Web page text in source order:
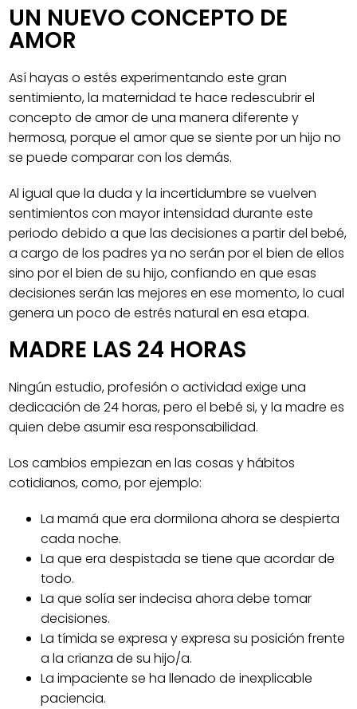
UN NUEVO CONCEPTO DE
AMOR
Así hayas o estés experimentando este gran
sentimiento, la maternidad te hace redescubrir el
concepto de amor de una manera diferente y
hermosa, porque el amor que se siente por un hijo no
se puede comparar con los demás.
Al igual que la duda y la incertidumbre se vuelven
sentimientos con mayor intensidad durante este
periodo debido a que las decisiones a partir del bebé,
a cargo de los padres ya no serán por el bien de ellos
sino por el bien de su hijo, confiando en que esas
decisiones serán las mejores en ese momento, lo cual
genera un poco de estrés natural en esa etapa.
MADRE LAS 24 HORAS
Ningún estudio, profesión o actividad exige una
dedicación de 24 horas, pero el bebé si, y la madre es
quien debe asumir esa responsabilidad.
Los cambios empiezan en las cosas y hábitos
cotidianos, como, por ejemplo:
La mamá que era dormilona ahora se despierta
cada noche.
La que era despistada se tiene que acordar de
todo.
La que solía ser indecisa ahora debe tomar
decisiones.
La tímida se expresa y expresa su posición frente
a la crianza de su hijo/a.
La impaciente se ha llenado de inexplicable
paciencia.